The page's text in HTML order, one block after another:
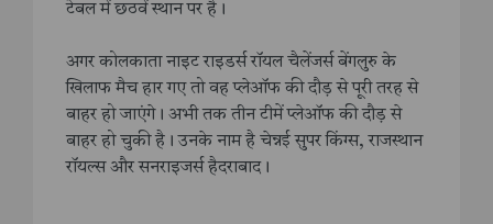
टेबल में छठवें स्थान पर है।
अगर कोलकाता नाइट राइडर्स रॉयल चैलेंजर्स बेंगलुरु के
खिलाफ मैच हार गए तो वह प्लेऑफ की दौड़ से पूरी तरह से
बाहर हो जाएंगे। अभी तक तीन टीमें प्लेऑफ की दौड़ से
बाहर हो चुकी है। उनके नाम है चेन्नई सुपर किंग्स, राजस्थान
रॉयल्स और सनराइजर्स हैदराबाद।